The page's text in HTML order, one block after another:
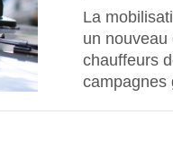
La
un
chauffeurs
campagnes